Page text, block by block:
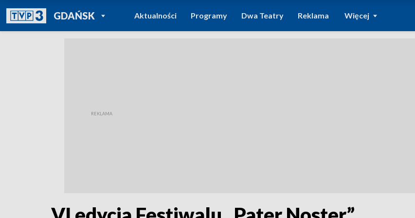
GDAŃSKPOWRÓT DO
TVP REGIONY
Aktualności Programy Dwa Teatry Reklama Więcej